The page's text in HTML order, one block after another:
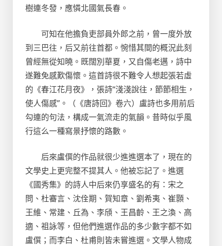
樹連冬發，應憐北國氣長春。
可知在他擔負吏部員外郎之前，曾一度外放
到三巴往，后又前往首都。惋惜其間的概況此刻
曾經無從知曉。既闊別華夏，又自傷老邁，詩中
遂難免感歎傷懷。這首詩很不難令人想起張若虛
的《春江花月夜》，張詩“淺淺說往，節節相生，
使人傷感”。（《唐詩回》卷六）盧詩也多用前后
勾連的句法，構成一氣流走的氣韻。昔時似乎風
行這么一種寫景抒懷的路數。
后來盧僎的作品就很少進進選本了，現在的
文學史上更完整不提其人。他被忘記了。進選
《國秀集》的詩人中后來仍享盛名的有：宋之
問、杜審言、沈佺期、賀知章、劉希夷、崔顥、
王維、常建、丘為、李頎、王昌齡、王之渙、高
適、祖詠等，但他們進選作品的多少數字都不如
盧僎；而李白、杜甫則皆未嘗進選。文學人物成